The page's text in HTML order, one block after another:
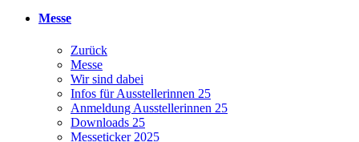
Messe
Zurück
Messe
Wir sind dabei
Infos für Ausstellerinnen 25
Anmeldung Ausstellerinnen 25
Downloads 25
Messeticker 2025